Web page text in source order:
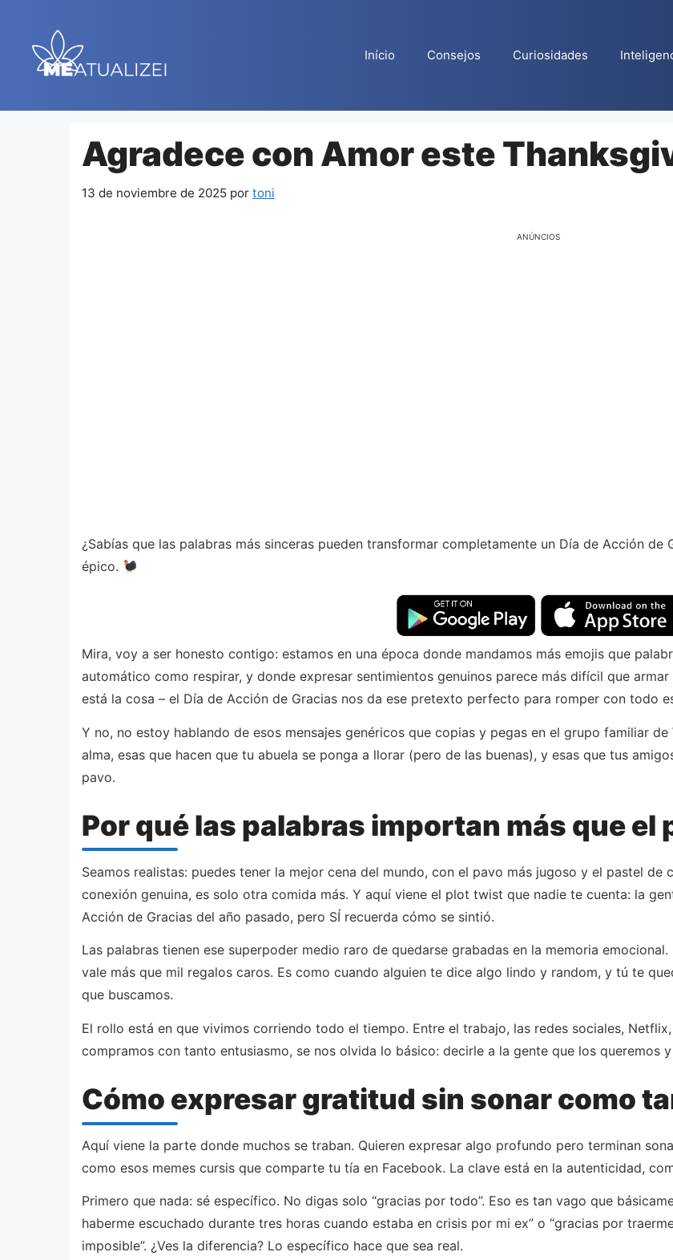
contenido
Início Consejos Curiosidades
Agradece con Amor este
13 de noviembre de 2025 por toni
ANÚNCIOS
¿Sabías que las palabras más sinceras pueden transformar completamente un Día de Acción
épico.
Mira, voy a ser honesto contigo: estamos en una época donde mandamos más emojis que
automático como respirar, y donde expresar sentimientos genuinos parece más difícil que
está la cosa – el Día de Acción de Gracias nos da ese pretexto perfecto para romper con todo
Y no, no estoy hablando de esos mensajes genéricos que copias y pegas en el grupo familiar
alma, esas que hacen que tu abuela se ponga a llorar (pero de las buenas), y esas que tus
pavo.
Por qué las palabras importan más que el
Seamos realistas: puedes tener la mejor cena del mundo, con el pavo más jugoso y el pastel de
conexión genuina, es solo otra comida más. Y aquí viene el plot twist que nadie te cuenta: la
Acción de Gracias del año pasado, pero SÍ recuerda cómo se sintió.
Las palabras tienen ese superpoder medio raro de quedarse grabadas en la memoria
vale más que mil regalos caros. Es como cuando alguien te dice algo lindo y random, y tú te
que buscamos.
El rollo está en que vivimos corriendo todo el tiempo. Entre el trabajo, las redes sociales,
compramos con tanto entusiasmo, se nos olvida lo básico: decirle a la gente que los queremos
Cómo expresar gratitud sin sonar como
Aquí viene la parte donde muchos se traban. Quieren expresar algo profundo pero terminan
como esos memes cursis que comparte tu tía en Facebook. La clave está en la autenticidad,
Primero que nada: sé específico. No digas solo “gracias por todo”. Eso es tan vago que
haberme escuchado durante tres horas cuando estaba en crisis por mi ex” o “gracias por
imposible”. ¿Ves la diferencia? Lo específico hace que sea real.